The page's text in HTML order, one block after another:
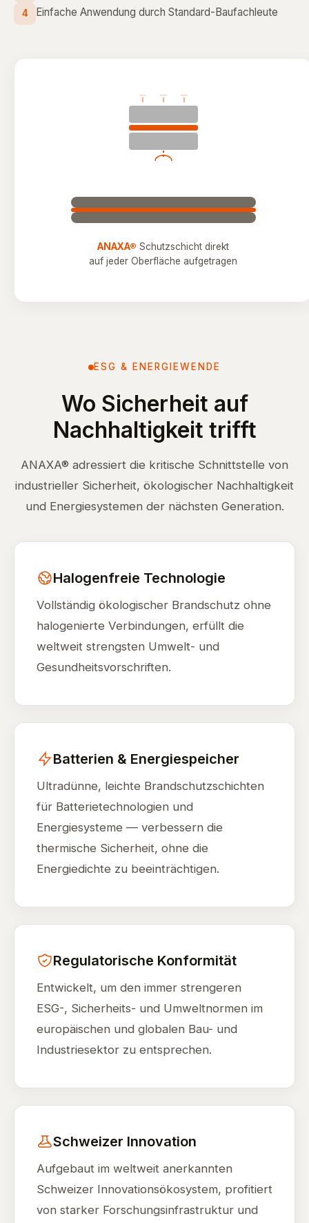
4 Einfache Anwendung durch Standard-Baufachleute
ANAXA® Schutzschicht direkt
auf jeder Oberfläche aufgetragen
ESG & ENERGIEWENDE
Wo Sicherheit auf
Nachhaltigkeit trifft
ANAXA® adressiert die kritische Schnittstelle von
industrieller Sicherheit, ökologischer Nachhaltigkeit
und Energiesystemen der nächsten Generation.
Halogenfreie Technologie
Vollständig ökologischer Brandschutz ohne
halogenierte Verbindungen, erfüllt die
weltweit strengsten Umwelt- und
Gesundheitsvorschriften.
Batterien & Energiespeicher
Ultradünne, leichte Brandschutzschichten
für Batterietechnologien und
Energiesysteme — verbessern die
thermische Sicherheit, ohne die
Energiedichte zu beeinträchtigen.
Regulatorische Konformität
Entwickelt, um den immer strengeren
ESG-, Sicherheits- und Umweltnormen im
europäischen und globalen Bau- und
Industriesektor zu entsprechen.
Schweizer Innovation
Aufgebaut im weltweit anerkannten
Schweizer Innovationsökosystem, profitiert
von starker Forschungsinfrastruktur und